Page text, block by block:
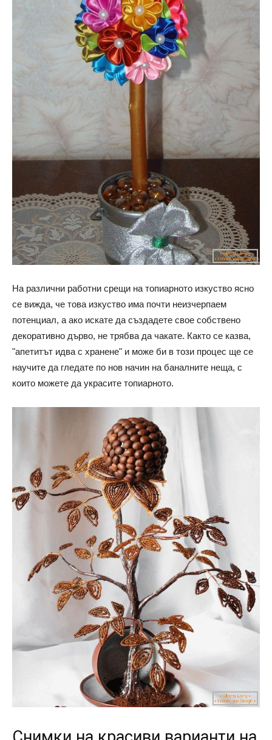
На различни работни срещи на топиарното изкуство ясно
се вижда, че това изкуство има почти неизчерпаем
потенциал, а ако искате да създадете свое собствено
декоративно дърво, не трябва да чакате. Както се казва,
"апетитът идва с хранене" и може би в този процес ще се
научите да гледате по нов начин на баналните неща, с
които можете да украсите топиарното.